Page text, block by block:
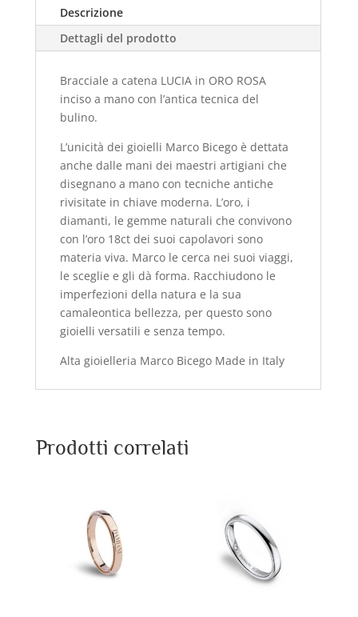
Descrizione
Dettagli del prodotto
Bracciale a catena LUCIA in ORO ROSA
inciso a mano con l’antica tecnica del
bulino.
L’unicità dei gioielli Marco Bicegoè dettata
anche dalle mani dei maestri artigiani che
disegnano a mano con tecniche antiche
rivisitate in chiave moderna. L’oro, i
diamanti, le gemme naturali che convivono
con l’oro 18ct dei suoi capolavori sono
materia viva. Marco le cerca nei suoi viaggi,
le sceglie e gli dà forma. Racchiudono le
imperfezioni della natura e la sua
camaleontica bellezza, per questo sono
gioielli versatili e senza tempo.
Alta gioielleria Marco Bicego Made in Italy
Prodotti correlati